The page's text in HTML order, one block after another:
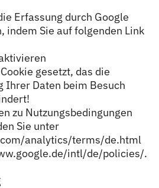
Erfassung durch Google
indem Sie auf folgenden Link
gesetzt, das die
Ihrer Daten beim Besuch
zu Nutzungsbedingungen
Sie unter
analytics/terms/de.html
intl/de/policies/.